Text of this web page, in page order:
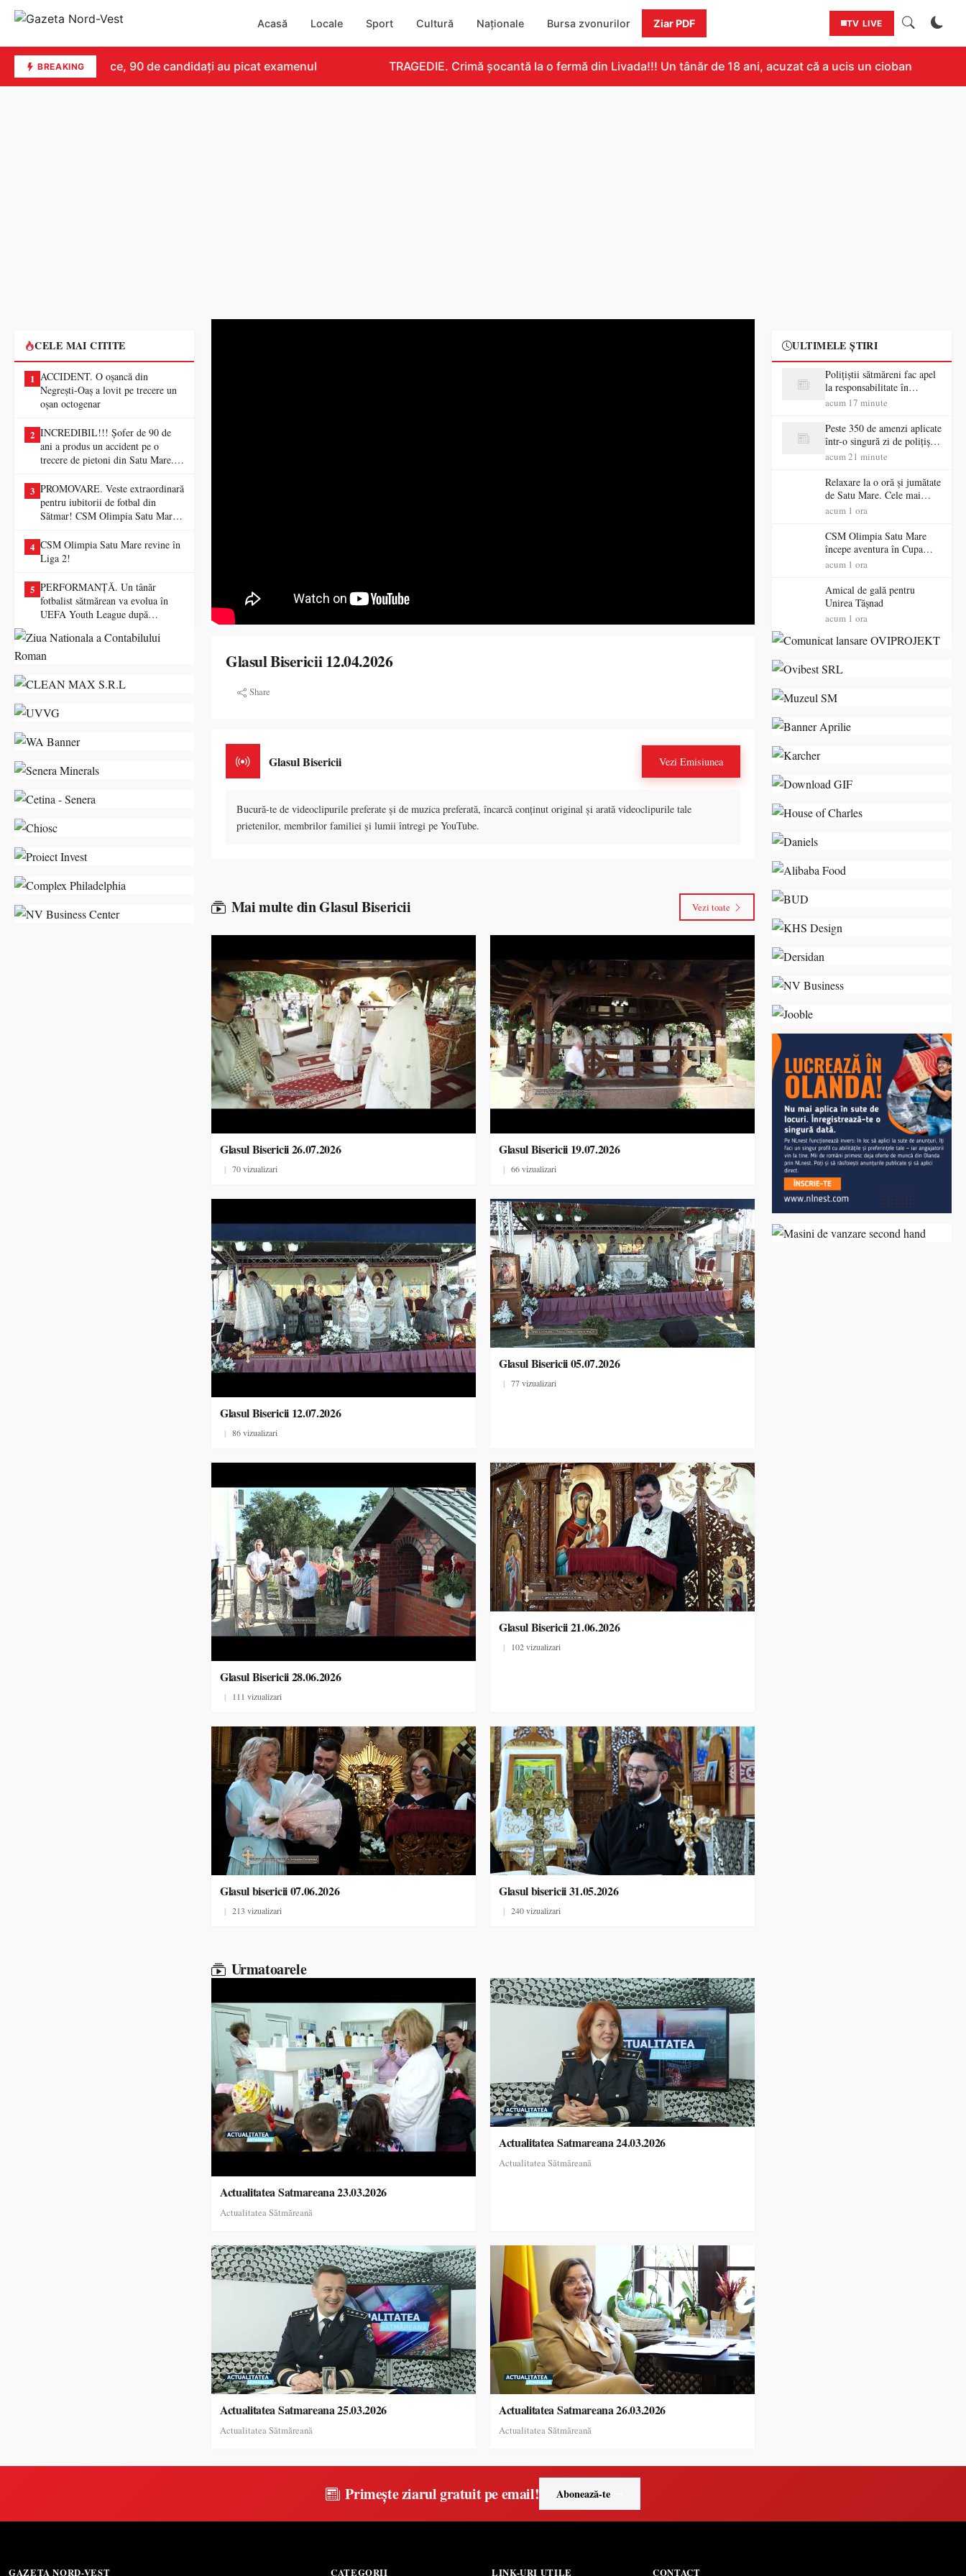
Acasă Locale Sport Cultură Naționale Bursa zvonurilor Ziar PDF TV LIVE
BREAKING
notă de zece, 90 de candidați au picat examenul TRAGEDIE. Crimă șocantă la o fermă din Livada!!! Un tânăr de 18 ani, acuzat că a ucis un cioban
CELE MAI CITITE
1 ACCIDENT. O oșancă din
Negrești-Oaș a lovit pe trecere un
oșan octogenar
2 INCREDIBIL!!! Șofer de 90 de
ani a produs un accident pe o
trecere de pietoni din Satu Mare. O
3 PROMOVARE. Veste extraordinară
pentru iubitorii de fotbal din
Sătmar! CSM Olimpia Satu Mare
4 CSM Olimpia Satu Mare revine în
Liga 2!
5 PERFORMANȚĂ. Un tânăr
fotbalist sătmărean va evolua în
UEFA Youth League după
Glasul Bisericii 12.04.2026
Share
Glasul Bisericii Vezi Emisiunea
Bucură-te de videoclipurile preferate și de muzica preferată, încarcă conținut original și arată videoclipurile tale
prietenilor, membrilor familiei și lumii întregi pe YouTube.
Mai multe din Glasul Bisericii Vezi toate
Glasul Bisericii 26.07.2026
| 70 vizualizari
Glasul Bisericii 19.07.2026
| 66 vizualizari
Glasul Bisericii 12.07.2026
| 86 vizualizari
Glasul Bisericii 05.07.2026
| 77 vizualizari
Glasul Bisericii 28.06.2026
| 111 vizualizari
Glasul Bisericii 21.06.2026
| 102 vizualizari
Glasul bisericii 07.06.2026
| 213 vizualizari
Glasul bisericii 31.05.2026
| 240 vizualizari
Urmatoarele
Actualitatea Satmareana 23.03.2026
Actualitatea Sătmăreană
Actualitatea Satmareana 24.03.2026
Actualitatea Sătmăreană
Actualitatea Satmareana 25.03.2026
Actualitatea Sătmăreană
Actualitatea Satmareana 26.03.2026
Actualitatea Sătmăreană
ULTIMELE ȘTIRI
Polițiștii sătmăreni fac apel
la responsabilitate în
trafic…
acum 17 minute
Peste 350 de amenzi aplicate
într-o singură zi de polițiștii
sătmăreni
acum 21 minute
Relaxare la o oră și jumătate
de Satu Mare. Cele mai
spectaculoase piscine
Maramureș, ideale pentru o
escapadă de vară
acum 1 ora
CSM Olimpia Satu Mare
începe aventura în Cupa
României la Baia Mare
acum 1 ora
Amical de gală pentru
Unirea Tășnad
acum 1 ora
Primește ziarul gratuit pe email! Abonează-te
GAZETA NORD-VEST CATEGORII LINK-URI UTILE CONTACT